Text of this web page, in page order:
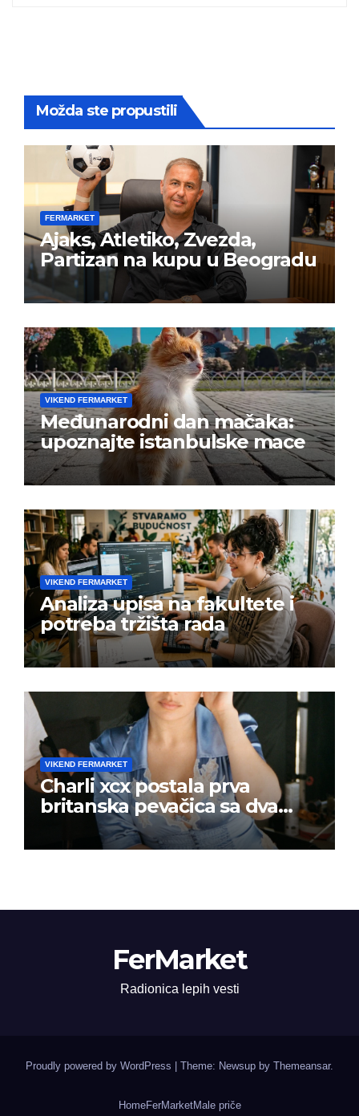
Možda ste propustili
FERMARKET
Ajaks, Atletiko, Zvezda,
Partizan na kupu u Beogradu
VIKEND FERMARKET
Međunarodni dan mačaka:
upoznajte istanbulske mace
VIKEND FERMARKET
Analiza upisa na fakultete i
potreba tržišta rada
VIKEND FERMARKET
Charli xcx postala prva
britanska pevačica sa dva
albuma na prvom mestu u
istoj kalendarskoj godini
FerMarket
Radionica lepih vesti
Proudly powered by WordPress Theme: Newsup by Themeansar.
HomeFerMarketMale priče